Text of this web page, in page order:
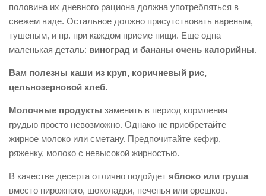
половина их дневного рациона должна употребляться в
свежем виде. Остальное должно присутствовать вареным,
тушеным, и пр. при каждом приеме пищи. Еще одна
маленькая деталь: виноград и бананы очень калорийны.
Вам полезны каши из круп, коричневый рис,
цельнозерновой хлеб.
Молочные продукты заменить в период кормления
грудью просто невозможно. Однако не приобретайте
жирное молоко или сметану. Предпочитайте кефир,
ряженку, молоко с невысокой жирностью.
В качестве десерта отлично подойдет яблоко или груша
вместо пирожного, шоколадки, печенья или орешков.